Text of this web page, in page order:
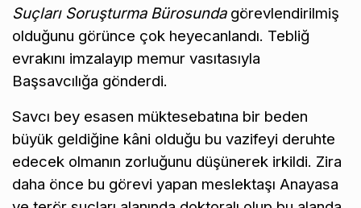
Suçları Soruşturma Bürosundagörevlendirilmiş
olduğunu görünce çok heyecanlandı. Tebliğ
evrakını imzalayıp memur vasıtasıyla
Başsavcılığa gönderdi.
Savcı bey esasen müktesebatına bir beden
büyük geldiğine kâni olduğu bu vazifeyi deruhte
edecek olmanın zorluğunu düşünerek irkildi. Zira
daha önce bu görevi yapan meslektaşı Anayasa